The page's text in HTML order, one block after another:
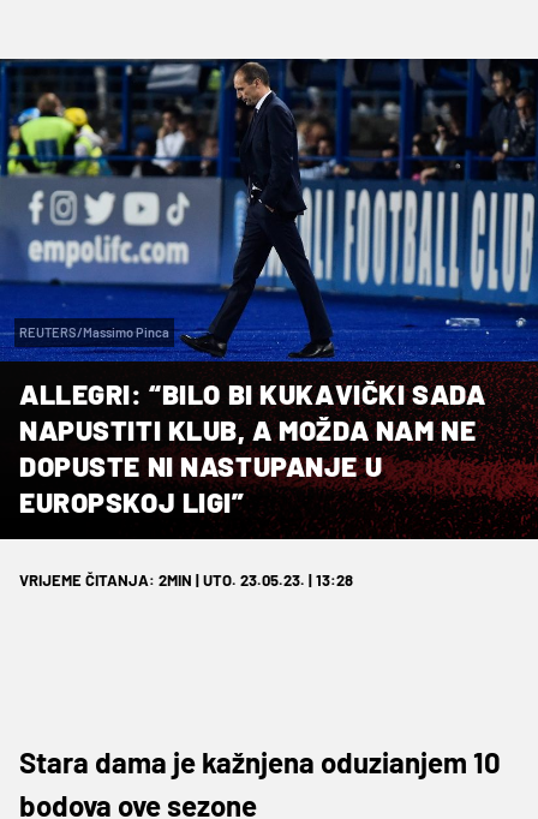
REUTERS/Massimo Pinca
ALLEGRI: “BILO BI KUKAVIČKI SADA
NAPUSTITI KLUB, A MOŽDA NAM NE
DOPUSTE NI NASTUPANJE U
EUROPSKOJ LIGI”
VRIJEME ČITANJA: 2MIN | UTO. 23.05.23. | 13:28
Stara dama je kažnjena oduzianjem 10
bodova ove sezone